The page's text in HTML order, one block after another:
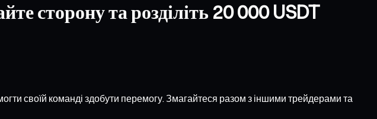
сторону та розділіть 20 000 USDT
своїй команді здобути перемогу. Змагайтеся разом з іншими трейдерами та